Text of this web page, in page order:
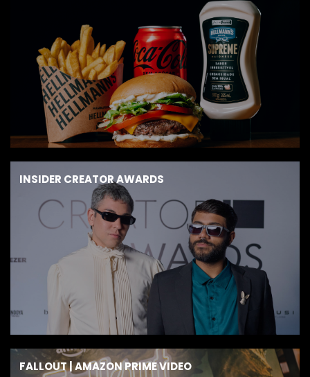
INSIDER CREATOR AWARDS
FALLOUT | AMAZON PRIME VIDEO